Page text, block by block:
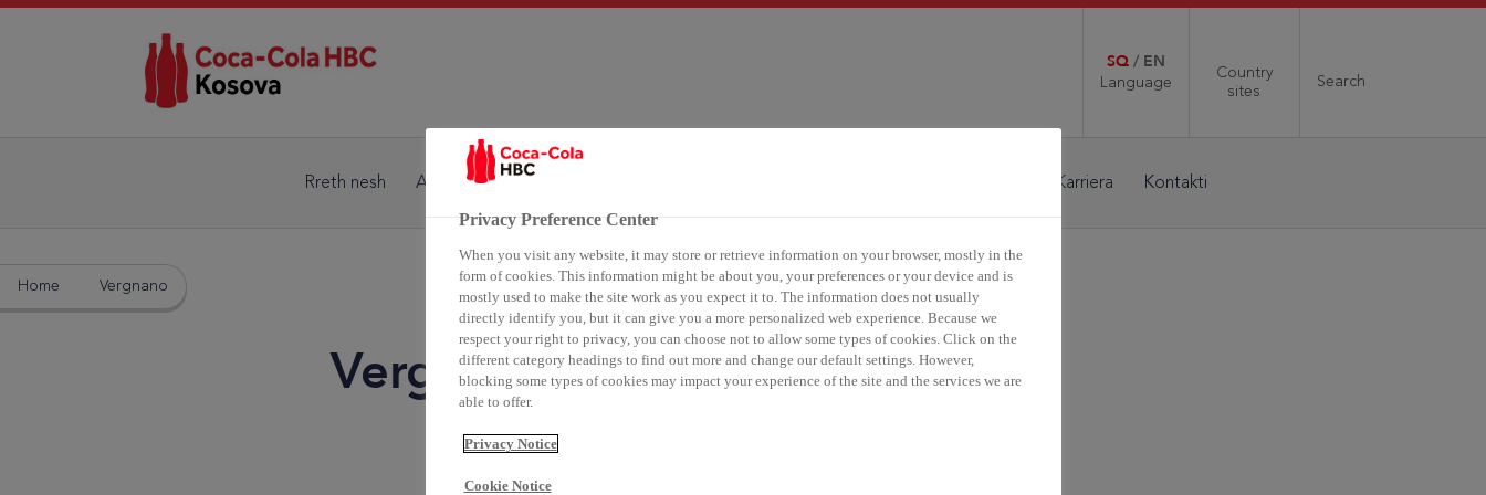
SQ/ EN
Language
Country
sites
Search
Rreth nesh Aktivitetet tona Karriera Kontakti
Home Vergnano
Vergnano
Privacy Preference Center
When you visit any website, it may store or retrieve information on your browser, mostly in the
form of cookies. This information might be about you, your preferences or your device and is
mostly used to make the site work as you expect it to. The information does not usually
directly identify you, but it can give you a more personalized web experience. Because we
respect your right to privacy, you can choose not to allow some types of cookies. Click on the
different category headings to find out more and change our default settings. However,
blocking some types of cookies may impact your experience of the site and the services we are
able to offer.
Privacy Notice
Cookie Notice